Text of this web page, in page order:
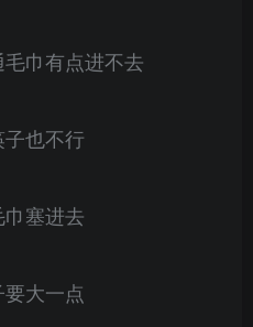
巾有点进不去
也不行
塞进去
大一点